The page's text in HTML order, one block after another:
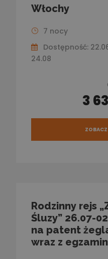
Włochy
7 nocy
Dostępność:
24.08
3
Rodzinny rejs
Śluzy” 26.07-
na patent
wraz z